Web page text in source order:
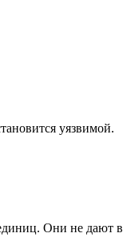
уязвимой.
Они не